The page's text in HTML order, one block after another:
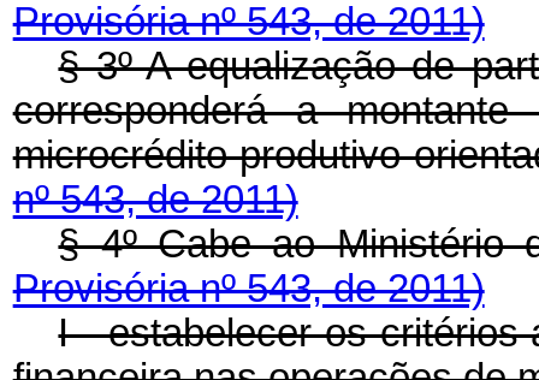
Provisória nº 543, de 2011)
§ 3º A equalização de
corresponderá a
microcrédito produtivo
nº 543, de 2011)
§ 4º Cabe ao Ministério
Provisória nº 543, de 2011)
I - estabelecer os critérios